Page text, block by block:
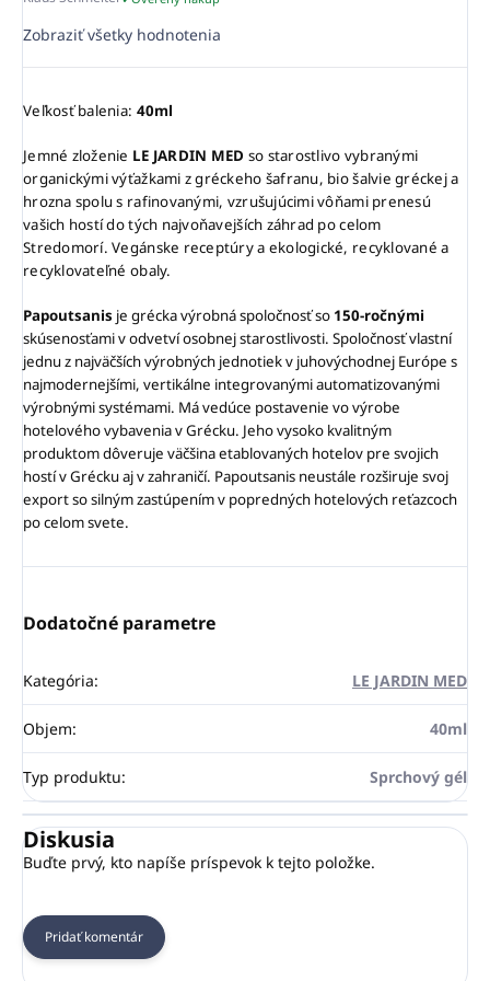
Zobraziť všetky hodnotenia
Veľkosť balenia: 40ml
Jemné zloženie LE JARDIN MED so starostlivo vybranými
organickými výťažkami z gréckeho šafranu, bio šalvie gréckej a
hrozna spolu s rafinovanými, vzrušujúcimi vôňami prenesú
vašich hostí do tých najvoňavejších záhrad po celom
Stredomorí. Vegánske receptúry a ekologické, recyklované a
recyklovateľné obaly.
Papoutsanis je grécka výrobná spoločnosť so 150-ročnými
skúsenosťami v odvetví osobnej starostlivosti. Spoločnosť vlastní
jednu z najväčších výrobných jednotiek v juhovýchodnej Európe s
najmodernejšími, vertikálne integrovanými automatizovanými
výrobnými systémami. Má vedúce postavenie vo výrobe
hotelového vybavenia v Grécku. Jeho vysoko kvalitným
produktom dôveruje väčšina etablovaných hotelov pre svojich
hostí v Grécku aj v zahraničí. Papoutsanis neustále rozširuje svoj
export so silným zastúpením v popredných hotelových reťazcoch
po celom svete.
Dodatočné parametre
Kategória: LE JARDIN MED
Objem: 40ml
Typ produktu: Sprchový gél
Diskusia
Buďte prvý, kto napíše príspevok k tejto položke.
Pridať komentár